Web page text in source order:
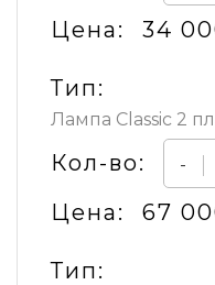
Цена: 34
Тип:
Лампа Classic 2
Кол-во: -
Цена: 67
Тип: